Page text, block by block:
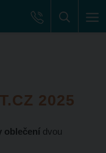
2025
oblečenídvou